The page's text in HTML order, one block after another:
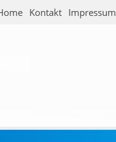
Kontakt Impressum